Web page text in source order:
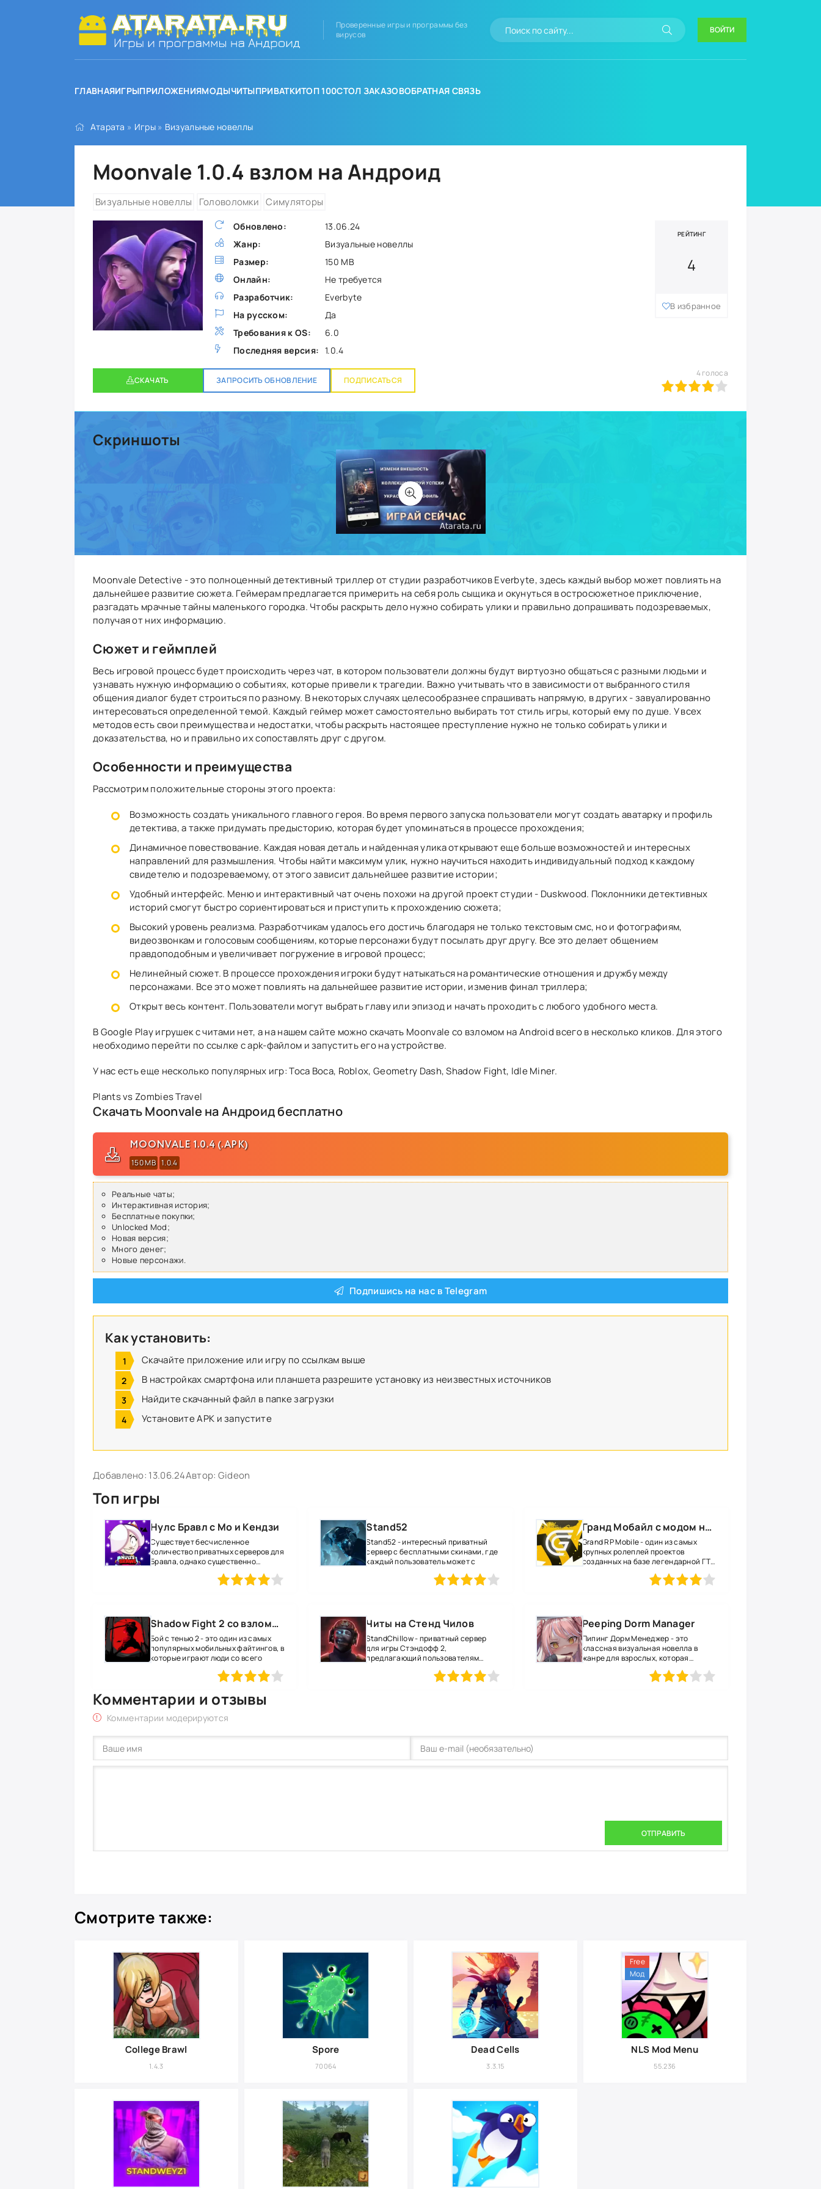
Проверенные игры и программы без
вирусов
ВОЙТИ
ГЛАВНАЯИГРЫПРИЛОЖЕНИЯМОДЫЧИТЫПРИВАТКИТОП 100СТОЛ ЗАКАЗОВОБРАТНАЯ СВЯЗЬ
Атарата » Игры» Визуальные новеллы
Moonvale 1.0.4 взлом на Андроид
Визуальные новеллы Головоломки Симуляторы
Обновлено:
13.06.24
Жанр:
Визуальные новеллы
Размер:
150 MB
Онлайн:
Не требуется
Разработчик:
Everbyte
На русском:
Да
Требования к OS:
6.0
Последняя версия: 1.0.4
РЕЙТИНГ
4
В избранное
СКАЧАТЬ ЗАПРОСИТЬ ОБНОВЛЕНИЕ ПОДПИСАТЬСЯ
4 голоса
Скриншоты
Moonvale Detective - это полноценный детективный триллер от студии разработчиков Everbyte, здесь каждый выбор может повлиять на
дальнейшее развитие сюжета. Геймерам предлагается примерить на себя роль сыщика и окунуться в остросюжетное приключение,
разгадать мрачные тайны маленького городка. Чтобы раскрыть дело нужно собирать улики и правильно допрашивать подозреваемых,
получая от них информацию.
Сюжет и геймплей
Весь игровой процесс будет происходить через чат, в котором пользователи должны будут виртуозно общаться с разными людьми и
узнавать нужную информацию о событиях, которые привели к трагедии. Важно учитывать что в зависимости от выбранного стиля
общения диалог будет строиться по разному. В некоторых случаях целесообразнее спрашивать напрямую, в других - завуалированно
интересоваться определенной темой. Каждый геймер может самостоятельно выбирать тот стиль игры, который ему по душе. У всех
методов есть свои преимущества и недостатки, чтобы раскрыть настоящее преступление нужно не только собирать улики и
доказательства, но и правильно их сопоставлять друг с другом.
Особенности и преимущества
Рассмотрим положительные стороны этого проекта:
Возможность создать уникального главного героя. Во время первого запуска пользователи могут создать аватарку и профиль
детектива, а также придумать предысторию, которая будет упоминаться в процессе прохождения;
Динамичное повествование. Каждая новая деталь и найденная улика открывают еще больше возможностей и интересных
направлений для размышления. Чтобы найти максимум улик, нужно научиться находить индивидуальный подход к каждому
свидетелю и подозреваемому, от этого зависит дальнейшее развитие истории;
Удобный интерфейс. Меню и интерактивный чат очень похожи на другой проект студии - Duskwood. Поклонники детективных
историй смогут быстро сориентироваться и приступить к прохождению сюжета;
Высокий уровень реализма. Разработчикам удалось его достичь благодаря не только текстовым смс, но и фотографиям,
видеозвонкам и голосовым сообщениям, которые персонажи будут посылать друг другу. Все это делает общением
правдоподобным и увеличивает погружение в игровой процесс;
Нелинейный сюжет. В процессе прохождения игроки будут натыкаться на романтические отношения и дружбу между
персонажами. Все это может повлиять на дальнейшее развитие истории, изменив финал триллера;
Открыт весь контент. Пользователи могут выбрать главу или эпизод и начать проходить с любого удобного места.
В Google Play игрушек с читами нет, а на нашем сайте можно скачать Moonvale со взломом на Android всего в несколько кликов. Для этого
необходимо перейти по ссылке с apk-файлом и запустить его на устройстве.
У нас есть еще несколько популярных игр: Toca Boca, Roblox, Geometry Dash, Shadow Fight, Idle Miner.
Plants vs Zombies Travel
Скачать Moonvale на Андроид бесплатно
MOONVALE 1.0.4 (.APK)
150 MB 1.0.4
Реальные чаты;
Интерактивная история;
Бесплатные покупки;
Unlocked Mod;
Новая версия;
Много денег;
Новые персонажи.
Подпишись на нас в Telegram
Как установить:
Скачайте приложение или игру по ссылкам выше
В настройках смартфона или планшета разрешите установку из неизвестных источников
Найдите скачанный файл в папке загрузки
Установите APK и запустите
Добавлено: 13.06.24Автор: Gideon
Топ игры
Нулс Бравл с Мо и Кендзи
Существует бесчисленное
количество приватных серверов для
Бравла, однако существенно
Stand52
Stand52 - интересный приватный
сервер с бесплатными скинами, где
каждый пользователь может с
Гранд Мобайл с модом на много денег
Grand RP Mobile - один из самых
крупных ролеплей проектов
созданных на базе легендарной ГТА
Shadow Fight 2 со взломом на уровень 52 все оружие и магию
Бой с тенью 2 - это один из самых
популярных мобильных файтингов, в
которые играют люди со всего
Читы на Стенд Чилов
StandChillow - приватный сервер
для игры Стэндофф 2,
предлагающий пользователям
Peeping Dorm Manager
Пипинг Дорм Менеджер - это
классная визуальная новелла в
жанре для взрослых, которая
Комментарии и отзывы
Комментарии модерируются
ОТПРАВИТЬ
Смотрите также:
College Brawl
1.4.3
Spore
70064
Dead Cells
3.3.15
Free
Мод
NLS Mod Menu
55.236